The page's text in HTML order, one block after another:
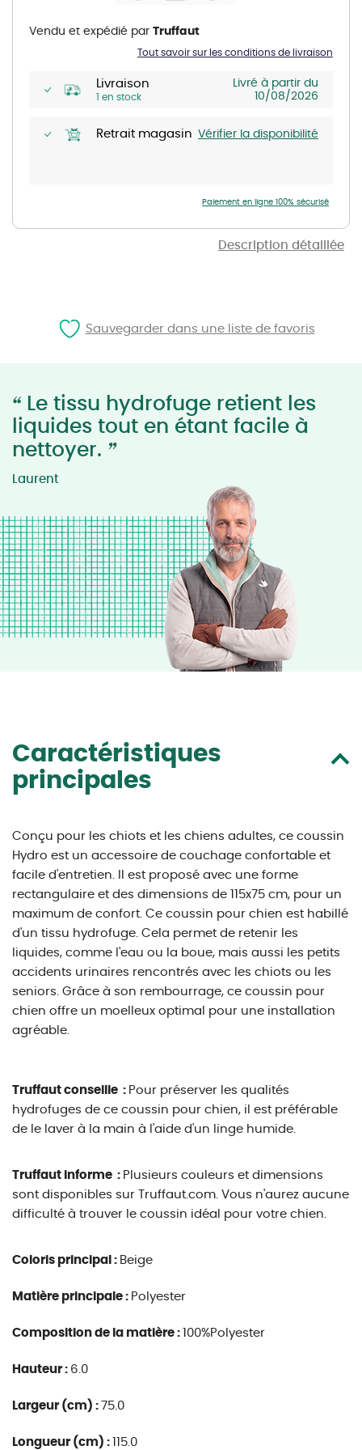
Description détaillée
gallery
Livraison
1 en stock
Livré à partir du
10/08/2026
Retrait magasin Vérifier la disponibilité
Tout savoir sur les conditions de livraison
Vendu et expédié par Truffaut
Paiement en ligne 100% sécurisé
“ Le tissu hydrofuge retient les
liquides tout en étant facile à
nettoyer. ”
Laurent
Caractéristiques
principales
Conçu pour les chiots et les chiens adultes, ce coussin
Hydro est un accessoire de couchage confortable et
facile d'entretien. Il est proposé avec une forme
rectangulaire et des dimensions de 115x75 cm, pour un
maximum de confort. Ce coussin pour chien est habillé
d'un tissu hydrofuge. Cela permet de retenir les
liquides, comme l'eau ou la boue, mais aussi les petits
accidents urinaires rencontrés avec les chiots ou les
seniors. Grâce à son rembourrage, ce coussin pour
chien offre un moelleux optimal pour une installation
agréable.
Truffaut conseille : Pour préserver les qualités
hydrofuges de ce coussin pour chien, il est préférable
de le laver à la main à l'aide d'un linge humide.
Truffaut informe : Plusieurs couleurs et dimensions
sont disponibles sur Truffaut.com. Vous n'aurez aucune
difficulté à trouver le coussin idéal pour votre chien.
Coloris principal : Beige
Matière principale : Polyester
Composition de la matière : 100%Polyester
Hauteur : 6.0
Largeur (cm) : 75.0
Longueur (cm) : 115.0
Sauvegarder dans une liste de favoris